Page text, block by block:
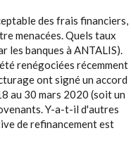
des frais financiers,
menacées. Quels taux
les banques à ANTALIS).
renégociées récemment
ont signé un accord
au 30 mars 2020 (soit un
Y-a-t-il d'autres
de refinancement est